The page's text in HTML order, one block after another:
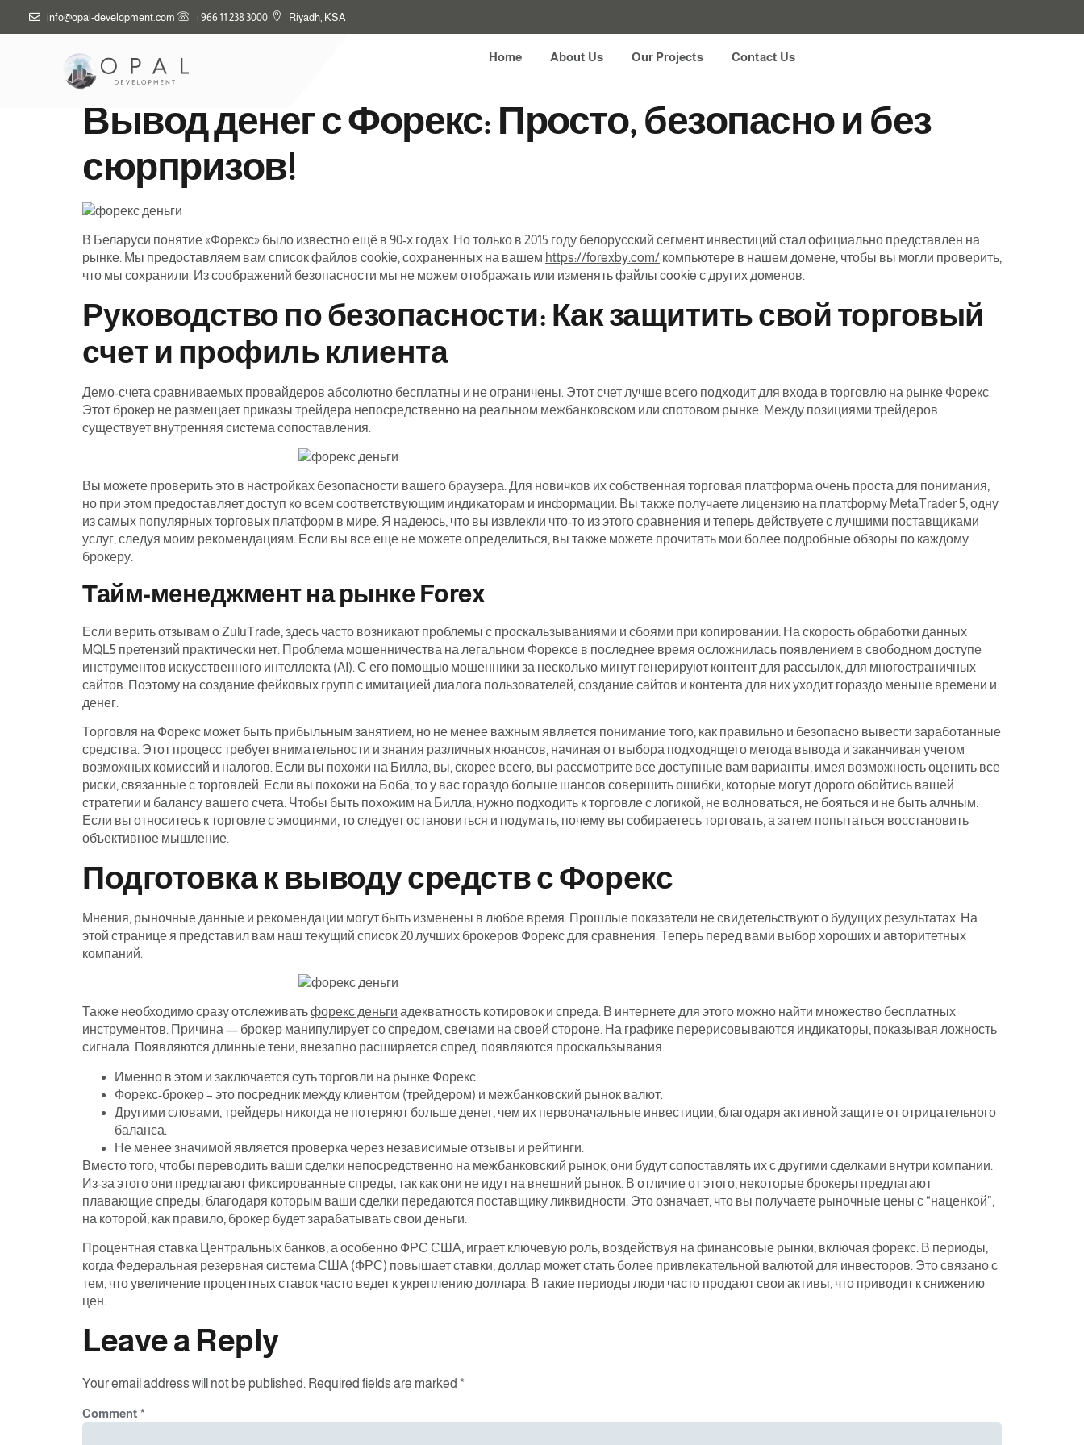
info@opal-development.com +966 11 238 3000 Riyadh, KSA
Home About Us Our Projects Contact Us
Рейтинг форекс брокеров в Беларуси
Вывод денег с Форекс: Просто, безопасно и без
сюрпризов!
В Беларуси понятие «Форекс» было известно ещё в 90-х годах. Но только в 2015 году белорусский сегмент инвестиций стал официально представлен на
рынке. Мы предоставляем вам список файлов cookie, сохраненных на вашем https://forexby.com/ компьютере в нашем домене, чтобы вы могли проверить,
что мы сохранили. Из соображений безопасности мы не можем отображать или изменять файлы cookie с других доменов.
Руководство по безопасности: Как защитить свой торговый
счет и профиль клиента
Демо-счета сравниваемых провайдеров абсолютно бесплатны и не ограничены. Этот счет лучше всего подходит для входа в торговлю на рынке Форекс.
Этот брокер не размещает приказы трейдера непосредственно на реальном межбанковском или спотовом рынке. Между позициями трейдеров
существует внутренняя система сопоставления.
Вы можете проверить это в настройках безопасности вашего браузера. Для новичков их собственная торговая платформа очень проста для понимания,
но при этом предоставляет доступ ко всем соответствующим индикаторам и информации. Вы также получаете лицензию на платформу MetaTrader 5, одну
из самых популярных торговых платформ в мире. Я надеюсь, что вы извлекли что-то из этого сравнения и теперь действуете с лучшими поставщиками
услуг, следуя моим рекомендациям. Если вы все еще не можете определиться, вы также можете прочитать мои более подробные обзоры по каждому
брокеру.
Тайм-менеджмент на рынке Forex
Если верить отзывам о ZuluTrade, здесь часто возникают проблемы с проскальзываниями и сбоями при копировании. На скорость обработки данных
MQL5 претензий практически нет. Проблема мошенничества на легальном Форексе в последнее время осложнилась появлением в свободном доступе
инструментов искусственного интеллекта (AI). С его помощью мошенники за несколько минут генерируют контент для рассылок, для многостраничных
сайтов. Поэтому на создание фейковых групп с имитацией диалога пользователей, создание сайтов и контента для них уходит гораздо меньше времени и
денег.
Торговля на Форекс может быть прибыльным занятием, но не менее важным является понимание того, как правильно и безопасно вывести заработанные
средства. Этот процесс требует внимательности и знания различных нюансов, начиная от выбора подходящего метода вывода и заканчивая учетом
возможных комиссий и налогов. Если вы похожи на Билла, вы, скорее всего, вы рассмотрите все доступные вам варианты, имея возможность оценить все
риски, связанные с торговлей. Если вы похожи на Боба, то у вас гораздо больше шансов совершить ошибки, которые могут дорого обойтись вашей
стратегии и балансу вашего счета. Чтобы быть похожим на Билла, нужно подходить к торговле с логикой, не волноваться, не бояться и не быть алчным.
Если вы относитесь к торговле с эмоциями, то следует остановиться и подумать, почему вы собираетесь торговать, а затем попытаться восстановить
объективное мышление.
Подготовка к выводу средств с Форекс
Мнения, рыночные данные и рекомендации могут быть изменены в любое время. Прошлые показатели не свидетельствуют о будущих результатах. На
этой странице я представил вам наш текущий список 20 лучших брокеров Форекс для сравнения. Теперь перед вами выбор хороших и авторитетных
компаний.
Также необходимо сразу отслеживатьфорекс деньги адекватность котировок и спреда. В интернете для этого можно найти множество бесплатных
инструментов. Причина — брокер манипулирует со спредом, свечами на своей стороне. На графике перерисовываются индикаторы, показывая ложность
сигнала. Появляются длинные тени, внезапно расширяется спред, появляются проскальзывания.
Именно в этом и заключается суть торговли на рынке Форекс.
Форекс-брокер – это посредник между клиентом (трейдером) и межбанковский рынок валют.
Другими словами, трейдеры никогда не потеряют больше денег, чем их первоначальные инвестиции, благодаря активной защите от отрицательного
баланса.
Не менее значимой является проверка через независимые отзывы и рейтинги.
Вместо того, чтобы переводить ваши сделки непосредственно на межбанковский рынок, они будут сопоставлять их с другими сделками внутри компании.
Из-за этого они предлагают фиксированные спреды, так как они не идут на внешний рынок. В отличие от этого, некоторые брокеры предлагают
плавающие спреды, благодаря которым ваши сделки передаются поставщику ликвидности. Это означает, что вы получаете рыночные цены с “наценкой”,
на которой, как правило, брокер будет зарабатывать свои деньги.
Процентная ставка Центральных банков, а особенно ФРС США, играет ключевую роль, воздействуя на финансовые рынки, включая форекс. В периоды,
когда Федеральная резервная система США (ФРС) повышает ставки, доллар может стать более привлекательной валютой для инвесторов. Это связано с
тем, что увеличение процентных ставок часто ведет к укреплению доллара. В такие периоды люди часто продают свои активы, что приводит к снижению
цен.
Leave a Reply
Your email address will not be published. Required fields are marked *
Comment *